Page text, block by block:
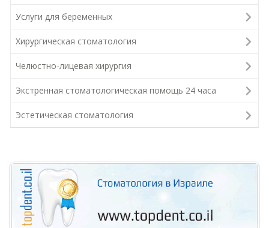
Услуги для беременных
Хирургическая стоматология
Челюстно-лицевая хирургия
Экстренная стоматологическая помощь 24 часа
Эстетическая стоматология